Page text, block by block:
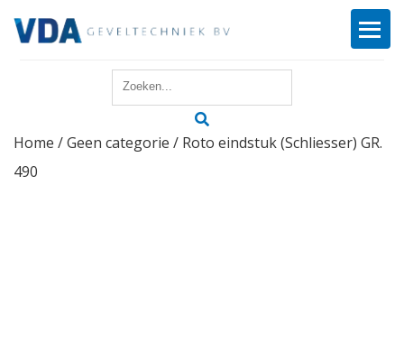
Reparatie
Home /Geen categorie / Roto eindstuk (Schliesser) GR.
490